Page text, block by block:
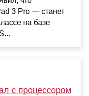
3 Pro — станет
на базе
с процессором